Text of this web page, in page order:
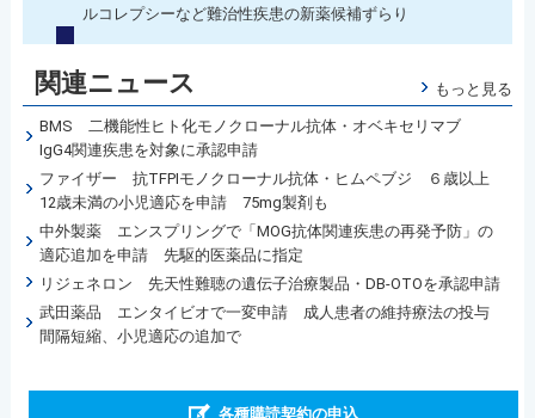
ルコレプシーなど難治性疾患の新薬候補ずらり
関連ニュース もっと見る
BMS 二機能性ヒト化モノクローナル抗体・オベキセリマブ
IgG4関連疾患を対象に承認申請
ファイザー 抗TFPIモノクローナル抗体・ヒムペブジ ６歳以上
12歳未満の小児適応を申請 75mg製剤も
中外製薬 エンスプリングで「MOG抗体関連疾患の再発予防」の
適応追加を申請 先駆的医薬品に指定
リジェネロン 先天性難聴の遺伝子治療製品・DB-OTOを承認申請
武田薬品 エンタイビオで一変申請 成人患者の維持療法の投与
間隔短縮、小児適応の追加で
各種購読契約の申込